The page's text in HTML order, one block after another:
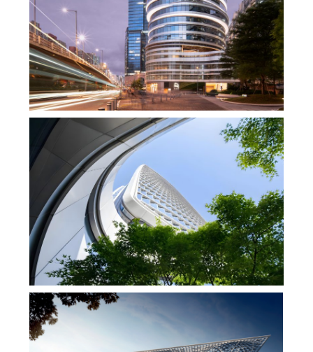
270°全海景办公，香港罗氏集团KTR350大厦，
改写观塘天际线，脚下就是维多利亚港！
admin 办公空间 商业建筑,商业
综合体
,室内设计,
杭州建筑设计新趋势新，科技与互联网如何重塑
未来之城？网友：“杭州六小龙”等科技企业重塑杭
州
admin ,